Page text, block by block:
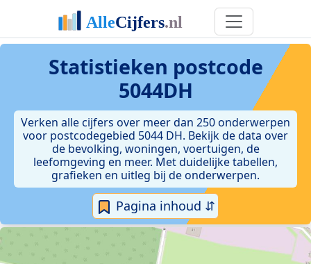
Statistieken postcode
5044DH
Verken alle cijfers over meer dan 250 onderwerpen
voor postcodegebied 5044 DH. Bekijk de data over
de bevolking, woningen, voertuigen, de
leefomgeving en meer. Met duidelijke tabellen,
grafieken en uitleg bij de onderwerpen.
Pagina inhoud ⇵